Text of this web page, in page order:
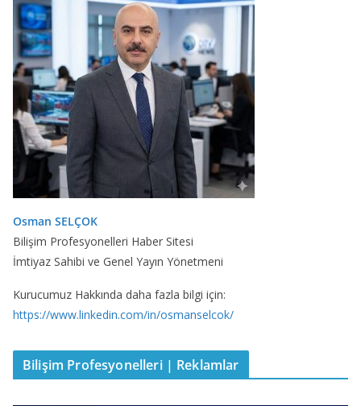
Osman SELÇOK
Bilişim Profesyonelleri Haber Sitesi
İmtiyaz Sahibi ve Genel Yayın Yönetmeni
Kurucumuz Hakkında daha fazla bilgi için:
https://www.linkedin.com/in/osmanselcok/
Bilişim Profesyonelleri | Reklamlar